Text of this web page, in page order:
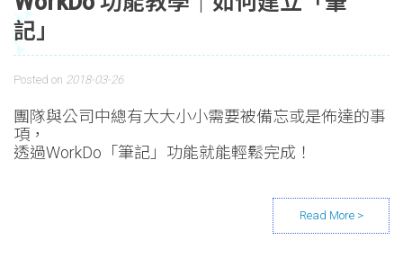
記」
Posted on 2018-03-26
團隊與公司中總有大大小小需要被備忘或是佈達的事
項，
透過WorkDo「筆記」功能就能輕鬆完成！